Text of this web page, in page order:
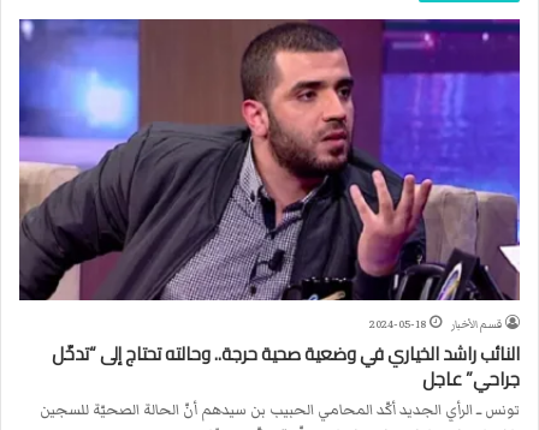
قسم الأخبار 2024-05-18
النائب راشد الخياري في وضعية صحية حرجة.. وحالته تحتاج إلى “تدخّل
جراحي” عاجل
تونس ــ الرأي الجديد أكّد المحامي الحبيب بن سيدهم أنّ الحالة الصحيّة للسجين